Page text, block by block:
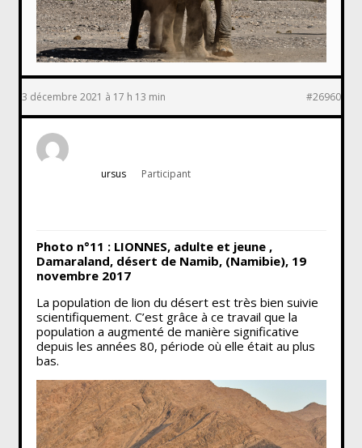
3 décembre 2021 à 17 h 13 min #26960
ursus Participant
Photo n°11 : LIONNES, adulte et jeune ,
Damaraland, désert de Namib, (Namibie), 19
novembre 2017
La population de lion du désert est très bien suivie
scientifiquement. C’est grâce à ce travail que la
population a augmenté de manière significative
depuis les années 80, période où elle était au plus
bas.